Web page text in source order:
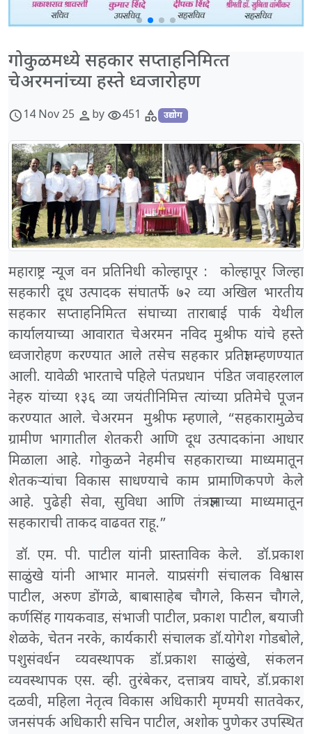
गोकुळमध्ये सहकार सप्‍ताहनिमित्‍त
चेअरमनांच्या हस्ते ध्‍वजारोहण
schedule14 Nov 25 personby visibility451 category उद्योग
महाराष्ट्र न्यूज वन प्रतिनिधी कोल्हापूर : कोल्हापूर जिल्हा
सहकारी दूध उत्पादक संघातर्फे ७२ व्‍या अखिल भारतीय
सहकार सप्‍ताहनिमित्‍त संघाच्‍या ताराबाई पार्क येथील
कार्यालयाच्‍या आवारात चेअरमन नविद मुश्रीफ यांचे हस्‍ते
ध्‍वजारोहण करण्यात आले तसेच सहकार प्रतिज्ञा म्‍हणण्‍यात
आली. यावेळी भारताचे पहिले पंतप्रधान पंडित जवाहरलाल
नेहरु यांच्‍या १३६ व्या जयंतीनिमित्त त्‍यांच्‍या प्रतिमेचे पूजन
करण्‍यात आले. चेअरमन मुश्रीफ म्हणाले, “सहकारामुळेच
ग्रामीण भागातील शेतकरी आणि दूध उत्पादकांना आधार
मिळाला आहे. गोकुळने नेहमीच सहकाराच्या माध्यमातून
शेतकऱ्यांचा विकास साधण्याचे काम प्रामाणिकपणे केले
आहे. पुढेही सेवा, सुविधा आणि तंत्रज्ञानाच्या माध्यमातून
सहकाराची ताकद वाढवत राहू.”
डॉ. एम. पी. पाटील यांनी प्रास्ताविक केले. डॉ.प्रकाश
साळुंखे यांनी आभार मानले. याप्रसंगी संचालक विश्वास
पाटील, अरुण डोंगळे, बाबासाहेब चौगले, किसन चौगले,
कर्णसिंह गायकवाड, संभाजी पाटील, प्रकाश पाटील, बयाजी
शेळके, चेतन नरके, कार्यकारी संचालक डॉ.योगेश गोडबोले,
पशुसंवर्धन व्‍यवस्‍थापक डॉ.प्रकाश साळुंखे, संकलन
व्‍यवस्‍थापक एस. व्‍ही. तुरंबेकर, दत्तात्रय वाघरे, डॉ.प्रकाश
दळवी, महिला नेतृत्व विकास अधिकारी मृण्मयी सातवेकर,
जनसंपर्क अधिकारी सचिन पाटील, अशोक पुणेकर उपस्थित